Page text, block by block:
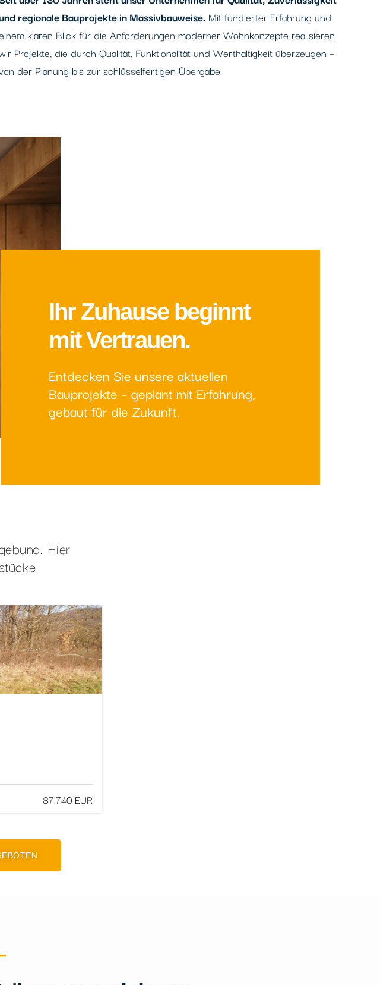
regionale Bauprojekte in Massivbauweise. Mit fundierter Erfahrung und
klaren Blick für die Anforderungen moderner Wohnkonzepte realisieren
Projekte, die durch Qualität, Funktionalität und Werthaltigkeit überzeugen –
der Planung bis zur schlüsselfertigen Übergabe.
Ihr Zuhause beginnt
mit Vertrauen.
Entdecken Sie unsere aktuellen
Bauprojekte – geplant mit Erfahrung,
gebaut für die Zukunft.
Hier
87.740 EUR